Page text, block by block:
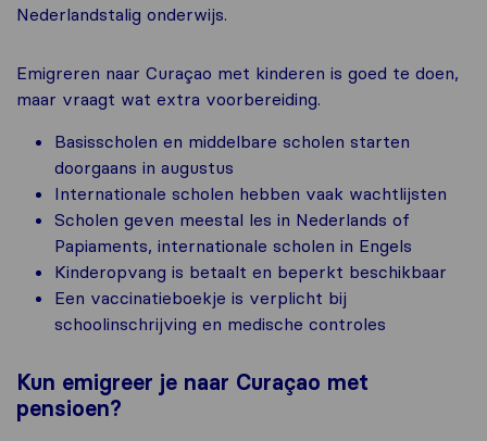
Nederlandstalig onderwijs.
Emigreren naar Curaçao met kinderen is goed te doen,
maar vraagt wat extra voorbereiding.
Basisscholen en middelbare scholen starten
doorgaans in augustus
Internationale scholen hebben vaak wachtlijsten
Scholen geven meestal les in Nederlands of
Papiaments, internationale scholen in Engels
Kinderopvang is betaalt en beperkt beschikbaar
Een vaccinatieboekje is verplicht bij
schoolinschrijving en medische controles
Kun emigreer je naar Curaçao met
pensioen?